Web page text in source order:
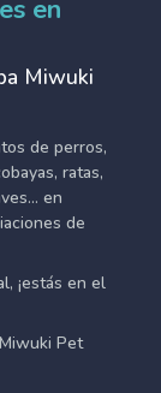
en
Miwuki
de perros,
ratas,
en
de
¡estás en el
Pet